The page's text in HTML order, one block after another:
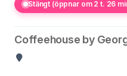
Stängt (öppnar om 2 t. 26
Coffeehouse by